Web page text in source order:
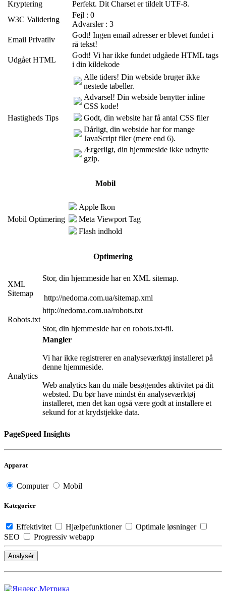
Kryptering
Perfekt. Dit Charset er tildelt UTF-8.
W3C Validering
Fejl : 0
Advarsler : 3
Email Privatliv
Godt! Ingen email adresser er blevet fundet i
rå tekst!
Udgået HTML
Godt! Vi har ikke fundet udgåede HTML tags
i din kildekode
Hastigheds Tips
Alle tiders! Din webside bruger ikke
nestede tabeller.
Advarsel! Din webside benytter inline
CSS kode!
Godt, din website har få antal CSS filer
Dårligt, din webside har for mange
JavaScript filer (mere end 6).
Ærgerligt, din hjemmeside ikke udnytte
gzip.
Mobil
Mobil Optimering
Apple Ikon
Meta Viewport Tag
Flash indhold
Optimering
XML
Sitemap
Stor, din hjemmeside har en XML sitemap.
http://nedoma.com.ua/sitemap.xml
Robots.txt
http://nedoma.com.ua/robots.txt
Stor, din hjemmeside har en robots.txt-fil.
Analytics
Mangler
Vi har ikke registrerer en analyseværktøj installeret på
denne hjemmeside.
Web analytics kan du måle besøgendes aktivitet på dit
websted. Du bør have mindst én analyseværktøj
installeret, men det kan også være godt at installere et
sekund for at krydstjekke data.
PageSpeed Insights
Apparat
Computer Mobil
Kategorier
Effektivitet Hjælpefunktioner
Optimale løsninger
SEO
Progressiv webapp
Analysér